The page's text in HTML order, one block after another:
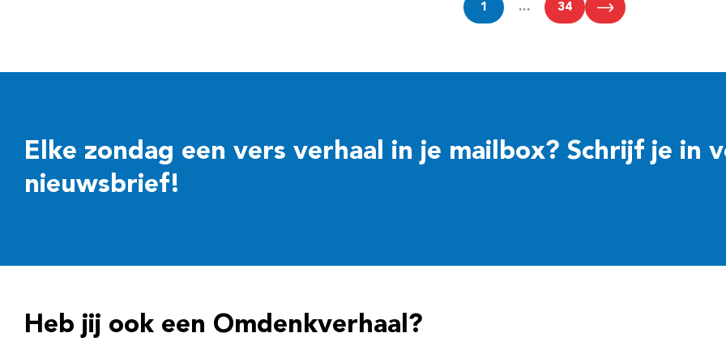
1 … 34
Elke zondag een vers verhaal in je mailbox? Schrijf je in
nieuwsbrief!
Heb jij ook een Omdenkverhaal?